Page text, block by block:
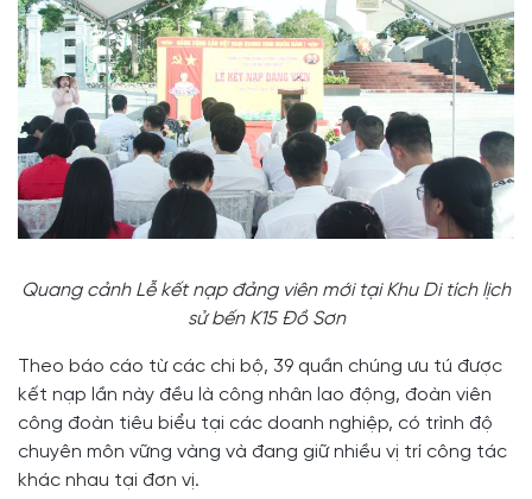
Quang cảnh Lễ kết nạp đảng viên mới tại Khu Di tích lịch
sử bến K15 Đồ Sơn
Theo báo cáo từ các chi bộ, 39 quần chúng ưu tú được
kết nạp lần này đều là công nhân lao động, đoàn viên
công đoàn tiêu biểu tại các doanh nghiệp, có trình độ
chuyên môn vững vàng và đang giữ nhiều vị trí công tác
khác nhau tại đơn vị.